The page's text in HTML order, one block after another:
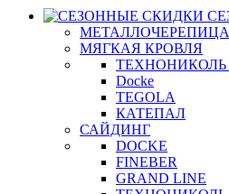
МЕТАЛЛОЧЕРЕПИЦА
МЯГКАЯ КРОВЛЯ
Docke
TEGOLA
КАТЕПАЛ
САЙДИНГ
DOCKE
FINEBER
GRAND LINE